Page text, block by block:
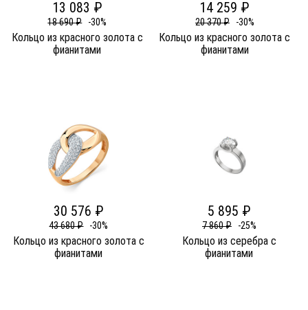
13 083 ₽
18 690 ₽ -30%
Кольцо из красного золота c
фианитами
14 259 ₽
20 370 ₽ -30%
Кольцо из красного золота c
фианитами
30 576 ₽
43 680 ₽ -30%
Кольцо из красного золота c
фианитами
5 895 ₽
7 860 ₽ -25%
Кольцо из серебра c
фианитами